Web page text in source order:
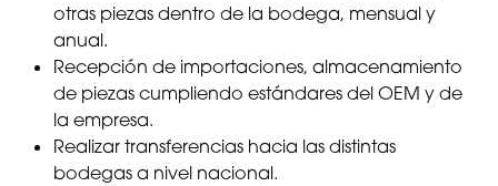
otras piezas dentro de la bodega, mensual y
anual.
Recepción de importaciones, almacenamiento
de piezas cumpliendo estándares del OEM y de
la empresa.
Realizar transferencias hacia las distintas
bodegas a nivel nacional.